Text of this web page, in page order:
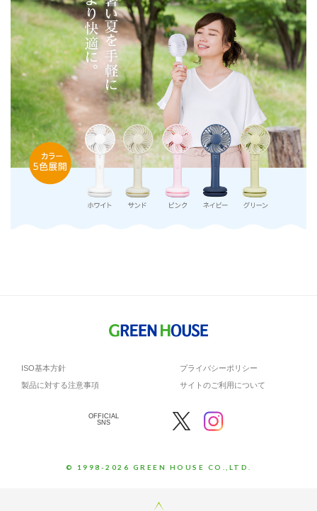
ISO基本方針
プライバシーポリシー
製品に対する注意事項
サイトのご利用について
OFFICIAL
SNS
© 1998-2026 GREEN HOUSE CO.,LTD.